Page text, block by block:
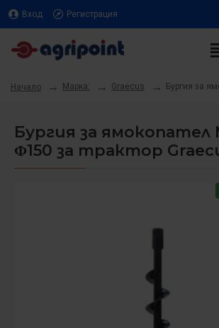
Вход Регистрация
Начало Марка: Graecus Бургия за
Бургия за ямокопател
Φ150 за трактор